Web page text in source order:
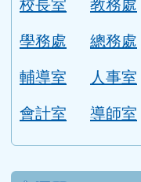
校長室
教務處
學務處
總務處
輔導室
人事室
會計室
導師室